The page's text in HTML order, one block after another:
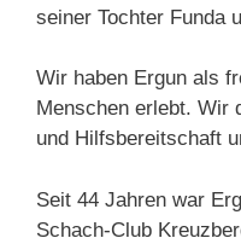
seiner Tochter Funda
Wir haben Ergun als
Menschen erlebt. Wir
und Hilfsbereitschaft
Seit 44 Jahren war
Schach-Club